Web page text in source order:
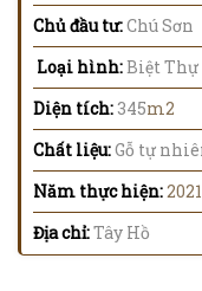
Chủ đầu tư:Chú Sơn
Loại hình:Biệt Thự
Diện tích:345m2
Chất liệu:Gỗ tự
Năm thực hiện:2021
Địa chỉ:Tây Hồ